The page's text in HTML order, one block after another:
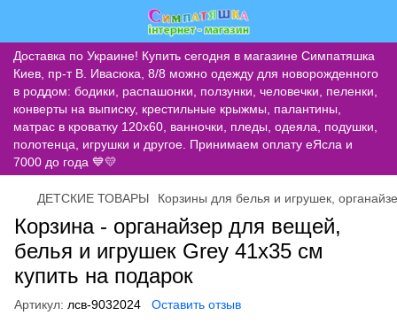
Доставка по Украине! Купить сегодня в магазине Симпатяшка
Киев, пр-т В. Ивасюка, 8/8 можно одежду для новорожденного
в роддом: бодики, распашонки, ползунки, человечки, пеленки,
конверты на выписку, крестильные крыжмы, палантины,
матрас в кроватку 120х60, ванночки, пледы, одеяла, подушки,
полотенца, игрушки и другое. Принимаем оплату еЯсла и
7000 до года 💙💛
ДЕТСКИЕ ТОВАРЫ Корзины для белья и игрушек,
Корзина - органайзер для вещей,
белья и игрушек Grey 41х35 см
купить на подарок
Артикул: лсв-9032024 Оставить отзыв